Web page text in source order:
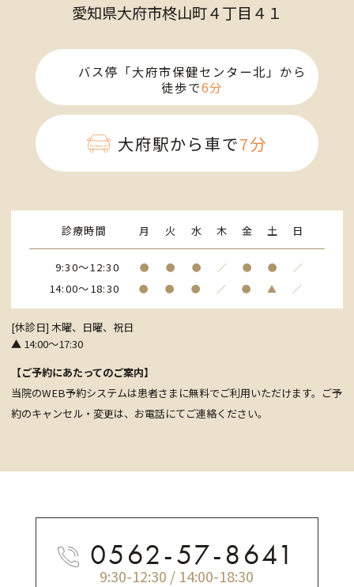
愛知県大府市柊山町４丁目４１
バス停「大府市保健センター北」から
徒歩で6分
大府駅から車で7分
診療時間 月 火 水 木 金 土 日
9:30～12:30 ● ● ● ／ ● ● ／
14:00～18:30 ● ● ● ／ ● ▲ ／
[休診日] 木曜、日曜、祝日
▲ 14:00～17:30
【ご予約にあたってのご案内】
当院のWEB予約システムは患者さまに無料でご利用いただけます。ご予
約のキャンセル・変更は、お電話にてご連絡ください。
0562-57-8641
9:30-12:30 / 14:00-18:30